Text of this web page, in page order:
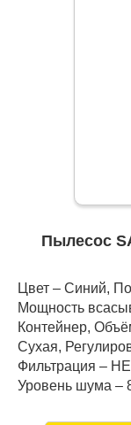
Пылесос
Цвет – Синий,
Мощность
Контейнер,
Сухая,
Фильтрация –
Уровень шума –